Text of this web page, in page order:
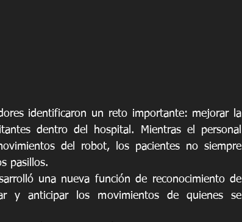
identificaron un reto importante: mejorar la
dentro del hospital. Mientras el personal
del robot, los pacientes no siempre
pasillos.
una nueva función de reconocimiento de
y anticipar los movimientos de quienes se